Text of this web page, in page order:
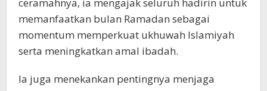
memanfaatkan bulan Ramadan sebagai
momentum memperkuat ukhuwah Islamiyah
serta meningkatkan amal ibadah.
Ia juga menekankan pentingnya menjaga